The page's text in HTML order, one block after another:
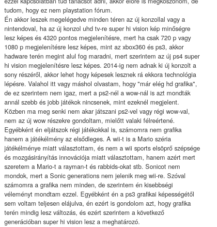
tudom, hogy ez nem playstation fórum.
Én akkor leszek megelégedve minden téren az új konzollal vagy a
nintendoval, ha az új konzol uhd tv-re super hi vision kép minőségre
lesz képes és 4320 pontos megjelenítésre, mert ha csak 720 p vagy
1080 p megjelenítésre lesz képes, mint az xbox360 és ps3, akkor
hadware terén megint alul fog maradni, mert szerintem az új ps4 super
hi vision megjelenítésre lesz képes. 2014-ig nem adnak ki új konzolt a
sony részéről, akkor lehet hogy képesek lesznek rá ekkora technológia
lépésre. Valahol itt vagy máshol olvastam, hogy "már elég hd grafika",
de ez szerintem nem igaz, mert a ps2-nél a wow-nál is azt mondták
annál szebb és jobb játékok nincsenek, mint ezeknél megjelent.
Közben ma meg senki nem akar játszani ps2-vel vagy régi wow-val,
nem az új wow részekre gondoltam, mielőtt valaki félreértené.
Egyébként én eljátszok régi játékokkal is, számomra nem grafika
hanem a játékélmény az elsődleges. A wii-t is a Mario széria
játékélménye miatt választottam, és nem a wii sports elsöprő szépsége
és mozgásirányítás innovációja miatt választottam, hanem azért mert
szeretem a Mario-t a rayman-t és rabbids-okat stb. Sonicot nem
mondok, mert a Sonic generations nem jelenik meg wii-re. Szóval
számomra a grafika nem minden, de szerintem én kisebbségi
véleményt mondtam ezzel. Egyébként én a ps3 grafikai képességétől
sem voltam teljesen elájulva, én ezért is gondolom azt, hogy grafika
terén mindig lesz változás, és ezért szerintem a következő
generációban super hi vision lesz a meghatározó.